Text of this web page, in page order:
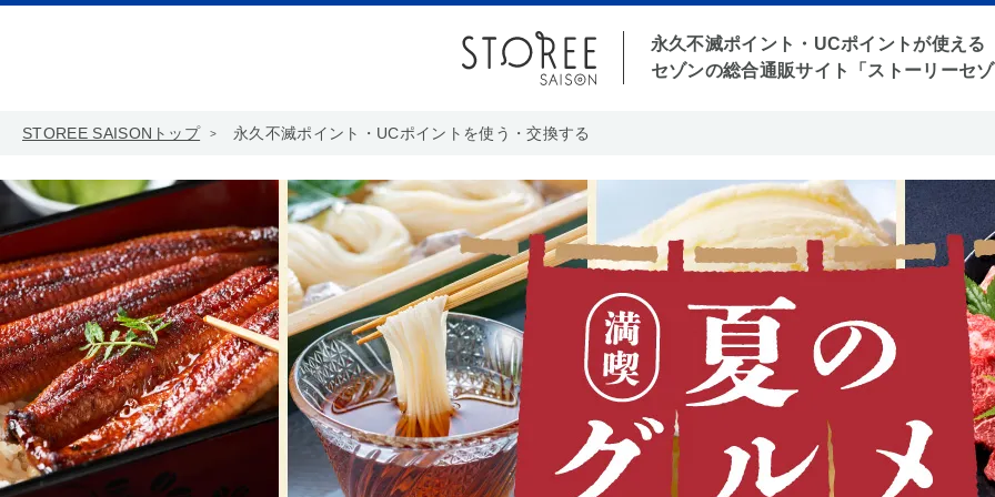
永久不滅ポイント・UCポイントが使える
セゾンの総合通販サイト「ストーリーセ
STOREE SAISONトップ 永久不滅ポイント・UCポイントを使う・交換する